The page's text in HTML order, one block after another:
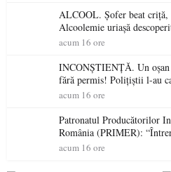
ALCOOL. Șofer beat
Alcoolemie uriașă
acum 16 ore
INCONȘTIENȚĂ. Un
fără permis! Polițiștii l-au
acum 16 ore
Patronatul Producătorilor
România (PRIMER):
electrică a fabricilor de
acum 16 ore